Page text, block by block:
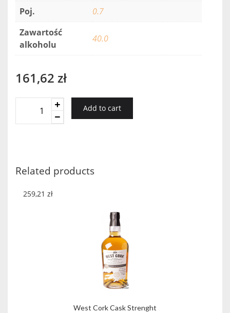
Poj.
0.7
Zawartość
alkoholu
40.0
161,62 zł
KARTONIK
quantity
Add to cart
Related products
West Cork Cask Strenght
259,21 zł